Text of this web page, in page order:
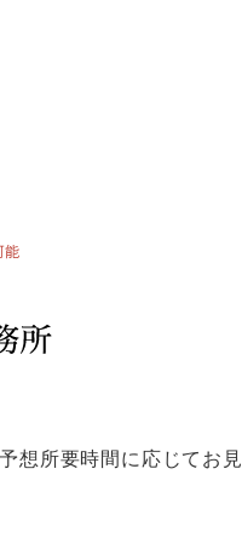
想所要時間に応じてお見